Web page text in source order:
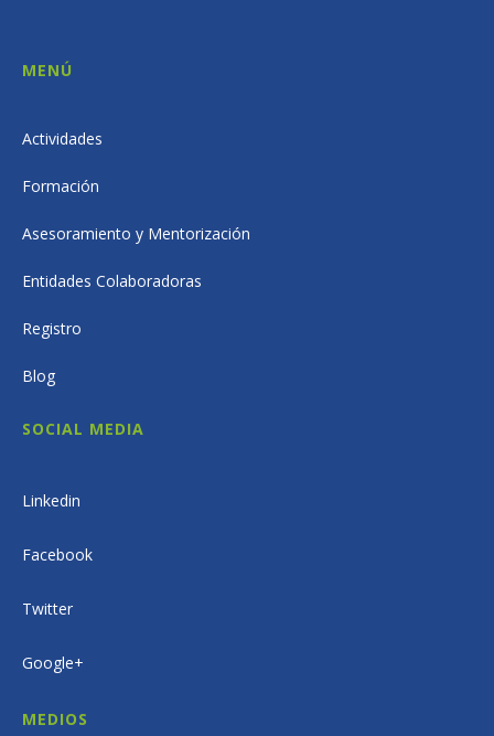
MENÚ
Actividades
Formación
Asesoramiento y Mentorización
Entidades Colaboradoras
Registro
Blog
SOCIAL MEDIA
Linkedin
Facebook
Twitter
Google+
MEDIOS